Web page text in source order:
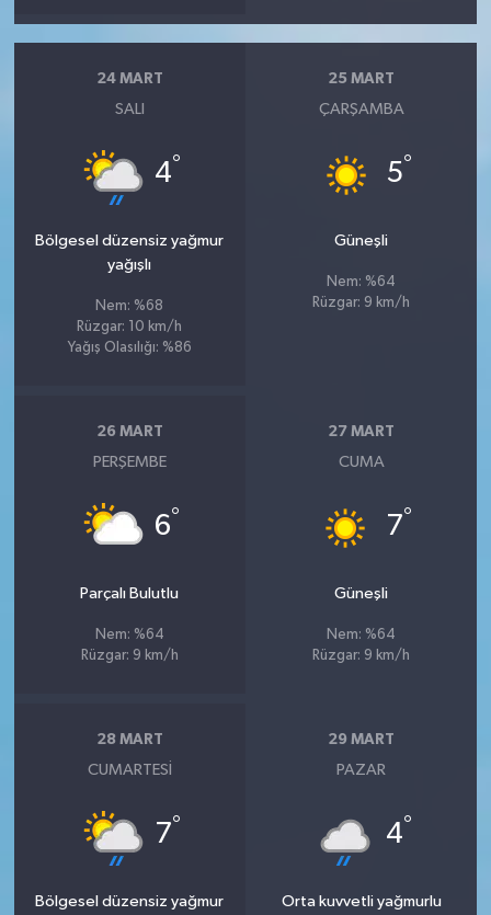
24 MART
SALI
4°
Bölgesel düzensiz yağmur
yağışlı
Nem: %68
Rüzgar: 10 km/h
Yağış Olasılığı: %86
25 MART
ÇARŞAMBA
5°
Güneşli
Nem: %64
Rüzgar: 9 km/h
26 MART
PERŞEMBE
6°
Parçalı Bulutlu
Nem: %64
Rüzgar: 9 km/h
27 MART
CUMA
7°
Güneşli
Nem: %64
Rüzgar: 9 km/h
28 MART
CUMARTESI
7°
Bölgesel düzensiz yağmur
29 MART
PAZAR
4°
Orta kuvvetli yağmurlu